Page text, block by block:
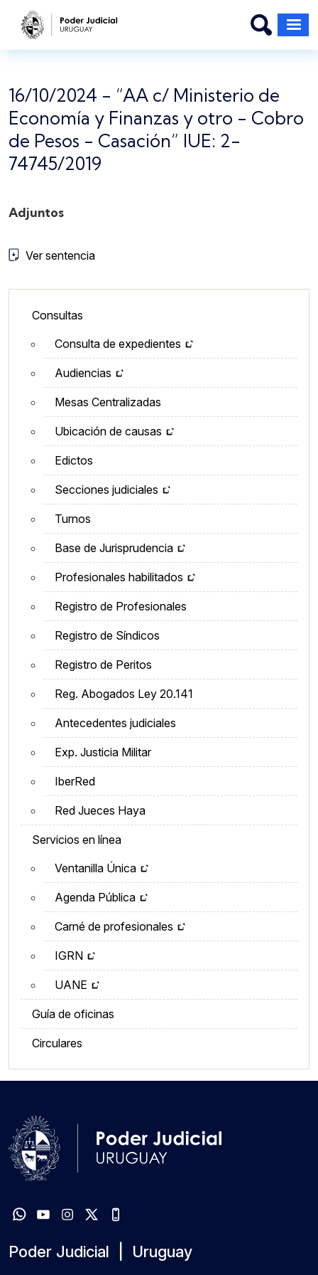
Pasar al contenido principal
16/10/2024 - “AA c/ Ministerio de
Economía y Finanzas y otro - Cobro
de Pesos - Casación” IUE: 2-
74745/2019
Adjuntos
Ver sentencia
Lateral - Menú secundario
Consultas
Consulta de expedientes
Audiencias
Mesas Centralizadas
Ubicación de causas
Edictos
Secciones judiciales
Turnos
Base de Jurisprudencia
Profesionales habilitados
Registro de Profesionales
Registro de Síndicos
Registro de Peritos
Reg. Abogados Ley 20.141
Antecedentes judiciales
Exp. Justicia Militar
IberRed
Red Jueces Haya
Servicios en línea
Ventanilla Única
Agenda Pública
Carné de profesionales
IGRN
UANE
Guía de oficinas
Circulares
Poder Judicial | Uruguay